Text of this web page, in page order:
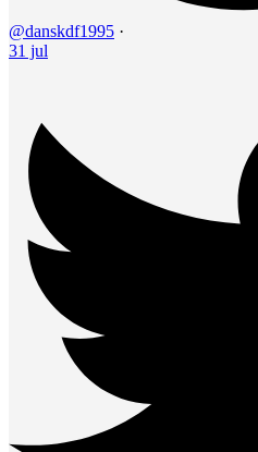
@danskdf1995 ·
31 jul